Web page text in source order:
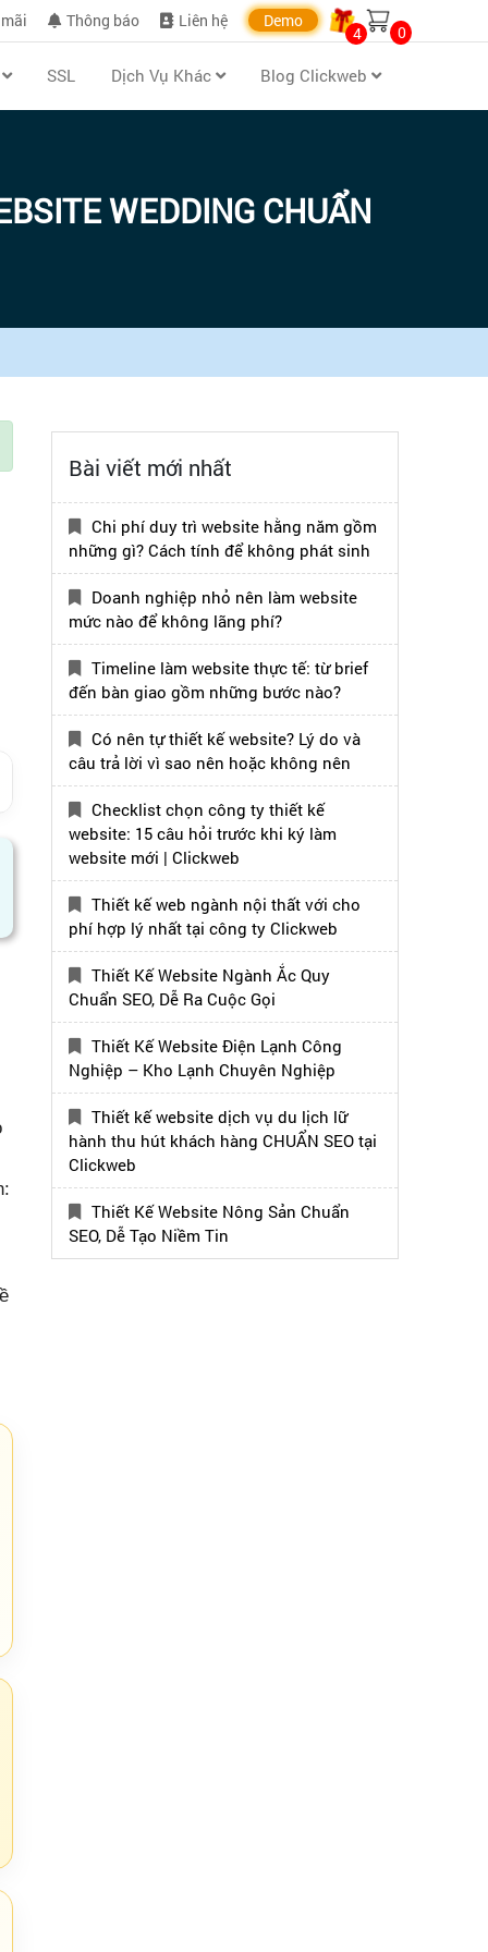
Thông báo Liên hệ Demo
4 0
SSL Dịch Vụ Khác Blog Clickweb
WEDDING CHUẨN
Bài viết mới nhất
Chi phí duy trì website hằng năm gồm
những gì? Cách tính để không phát sinh
Doanh nghiệp nhỏ nên làm website
mức nào để không lãng phí?
Timeline làm website thực tế: từ brief
đến bàn giao gồm những bước nào?
Có nên tự thiết kế website? Lý do và
câu trả lời vì sao nên hoặc không nên
Checklist chọn công ty thiết kế
website: 15 câu hỏi trước khi ký làm
website mới | Clickweb
Thiết kế web ngành nội thất với cho
phí hợp lý nhất tại công ty Clickweb
Thiết Kế Website Ngành Ắc Quy
Chuẩn SEO, Dễ Ra Cuộc Gọi
Thiết Kế Website Điện Lạnh Công
Nghiệp – Kho Lạnh Chuyên Nghiệp
Thiết kế website dịch vụ du lịch lữ
hành thu hút khách hàng CHUẨN SEO tại
Clickweb
Thiết Kế Website Nông Sản Chuẩn
SEO, Dễ Tạo Niềm Tin